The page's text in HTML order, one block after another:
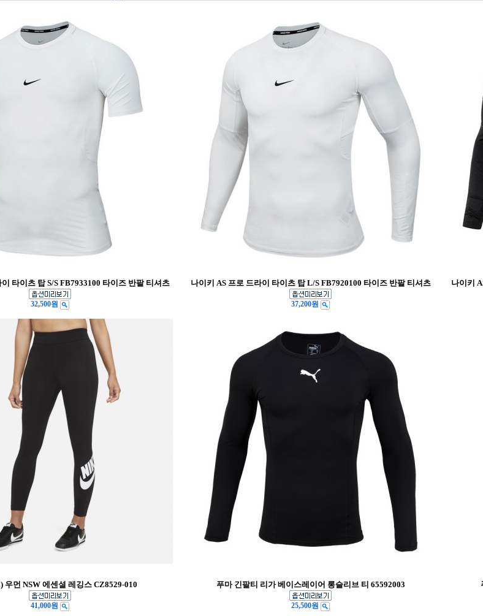
타이츠 탑 S/S FB7933100 타이즈 반팔 티셔츠
32,500원
나이키 AS 프로 드라이 타이츠 탑 L/S FB7920100 타이즈 반팔 티셔츠
37,200원
나이키
우먼 NSW 에센셜 레깅스 CZ8529-010
41,000원
푸마 긴팔티 리가 베이스레이어 롱슬리브 티 65592003
25,500원